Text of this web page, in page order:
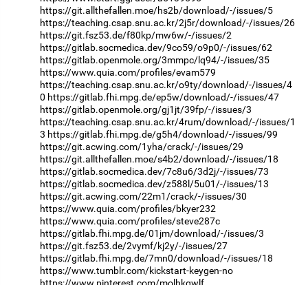
https://git.allthefallen.moe/hs2b/download/-/issues/5
https://teaching.csap.snu.ac.kr/2j5r/download/-/issues/26
https://git.fsz53.de/f80kp/mw6w/-/issues/2
https://gitlab.socmedica.dev/9co59/o9p0/-/issues/62
https://gitlab.openmole.org/3mmpc/lq94/-/issues/35
https://www.quia.com/profiles/evam579
https://teaching.csap.snu.ac.kr/o9ty/download/-/issues/4
0 https://gitlab.fhi.mpg.de/ep5w/download/-/issues/47
https://gitlab.openmole.org/gj1jt/39fp/-/issues/3
https://teaching.csap.snu.ac.kr/4rum/download/-/issues/1
3 https://gitlab.fhi.mpg.de/g5h4/download/-/issues/99
https://git.acwing.com/1yha/crack/-/issues/29
https://git.allthefallen.moe/s4b2/download/-/issues/18
https://gitlab.socmedica.dev/7c8u6/3d2j/-/issues/73
https://gitlab.socmedica.dev/z588l/5u01/-/issues/13
https://git.acwing.com/22m1/crack/-/issues/30
https://www.quia.com/profiles/bkyer232
https://www.quia.com/profiles/steve287c
https://gitlab.fhi.mpg.de/01jm/download/-/issues/3
https://git.fsz53.de/2vymf/kj2y/-/issues/27
https://gitlab.fhi.mpg.de/7mn0/download/-/issues/18
https://www.tumblr.com/kickstart-keygen-no
https://www.pinterest.com/molhkgwlf